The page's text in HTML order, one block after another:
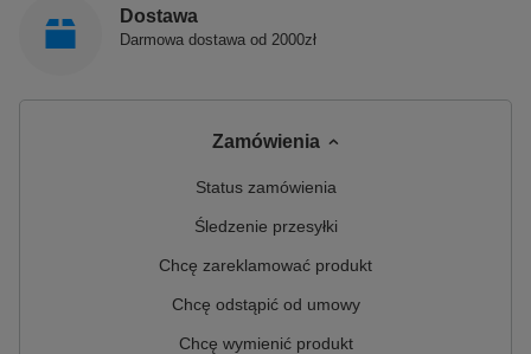
Dostawa
Darmowa dostawa od 2000zł
Zamówienia
Status zamówienia
Śledzenie przesyłki
Chcę zareklamować produkt
Chcę odstąpić od umowy
Chcę wymienić produkt